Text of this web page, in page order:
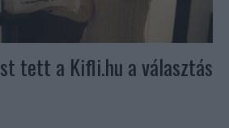
tett a Kifli.hu a választás